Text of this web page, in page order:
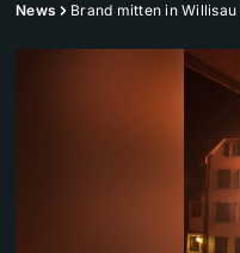
News Brand mitten in